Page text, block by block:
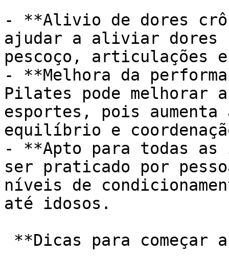
- **Alivio de dores
ajudar a aliviar dores
pescoço, articulações
- **Melhora da
Pilates pode melhorar
esportes, pois
equilíbrio e
- **Apto para todas as
ser praticado por
níveis de
até idosos.